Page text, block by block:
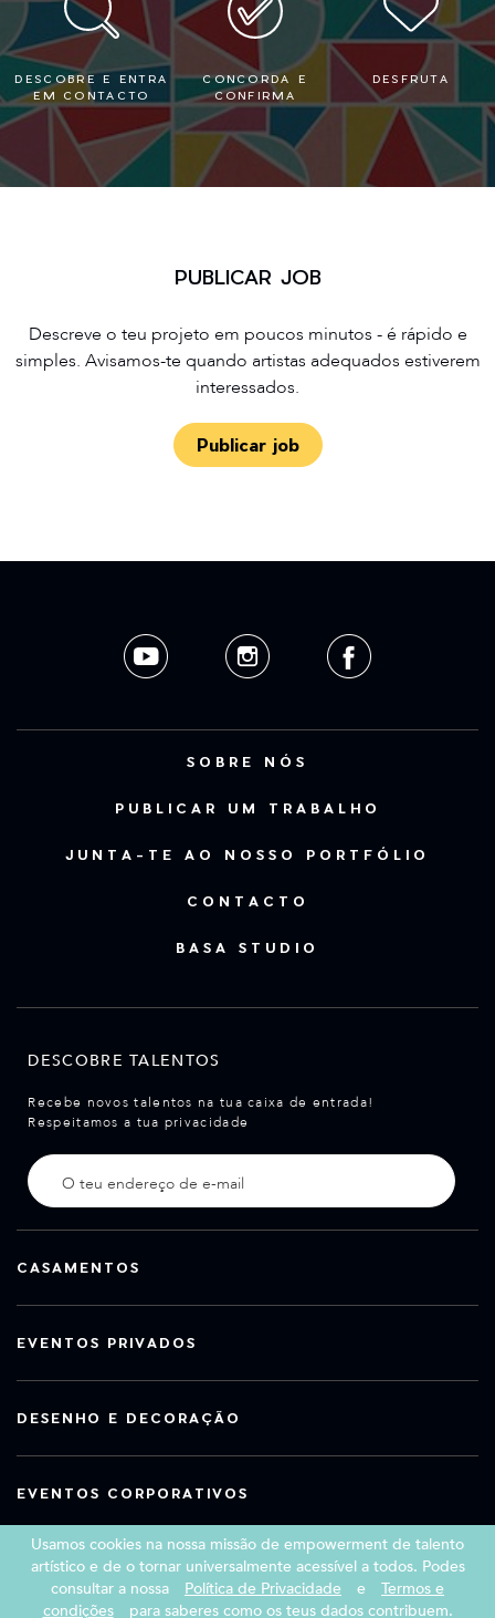
DESCOBRE E ENTRA
EM CONTACTO
CONCORDA E
CONFIRMA
DESFRUTA
PUBLICAR JOB
Descreve o teu projeto em poucos minutos - é rápido e
simples. Avisamos-te quando artistas adequados estiverem
interessados.
Publicar job
SOBRE NÓS
PUBLICAR UM TRABALHO
JUNTA-TE AO NOSSO PORTFÓLIO
CONTACTO
BASA STUDIO
DESCOBRE TALENTOS
Recebe novos talentos na tua caixa de entrada!
Respeitamos a tua privacidade
CASAMENTOS
EVENTOS PRIVADOS
DESENHO E DECORAÇÃO
EVENTOS CORPORATIVOS
Copyright 2026 Book a Street Artist
Usamos cookies na nossa missão de empowerment de talento
artístico e de o tornar universalmente acessível a todos. Podes
consultar a nossa
Política de Privacidade e
Termos e
condições
para saberes como os teus dados contribuem.